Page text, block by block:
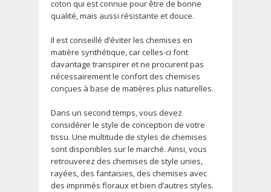
coton qui est connue pour être de bonne
qualité, mais aussi résistante et douce.
Il est conseillé d’éviter les chemises en
matière synthétique, car celles-ci font
davantage transpirer et ne procurent pas
nécessairement le confort des chemises
conçues à base de matières plus naturelles.
Dans un second temps, vous devez
considérer le style de conception de votre
tissu. Une multitude de styles de chemises
sont disponibles sur le marché. Ainsi, vous
retrouverez des chemises de style unies,
rayées, des fantaisies, des chemises avec
des imprimés floraux et bien d’autres styles.